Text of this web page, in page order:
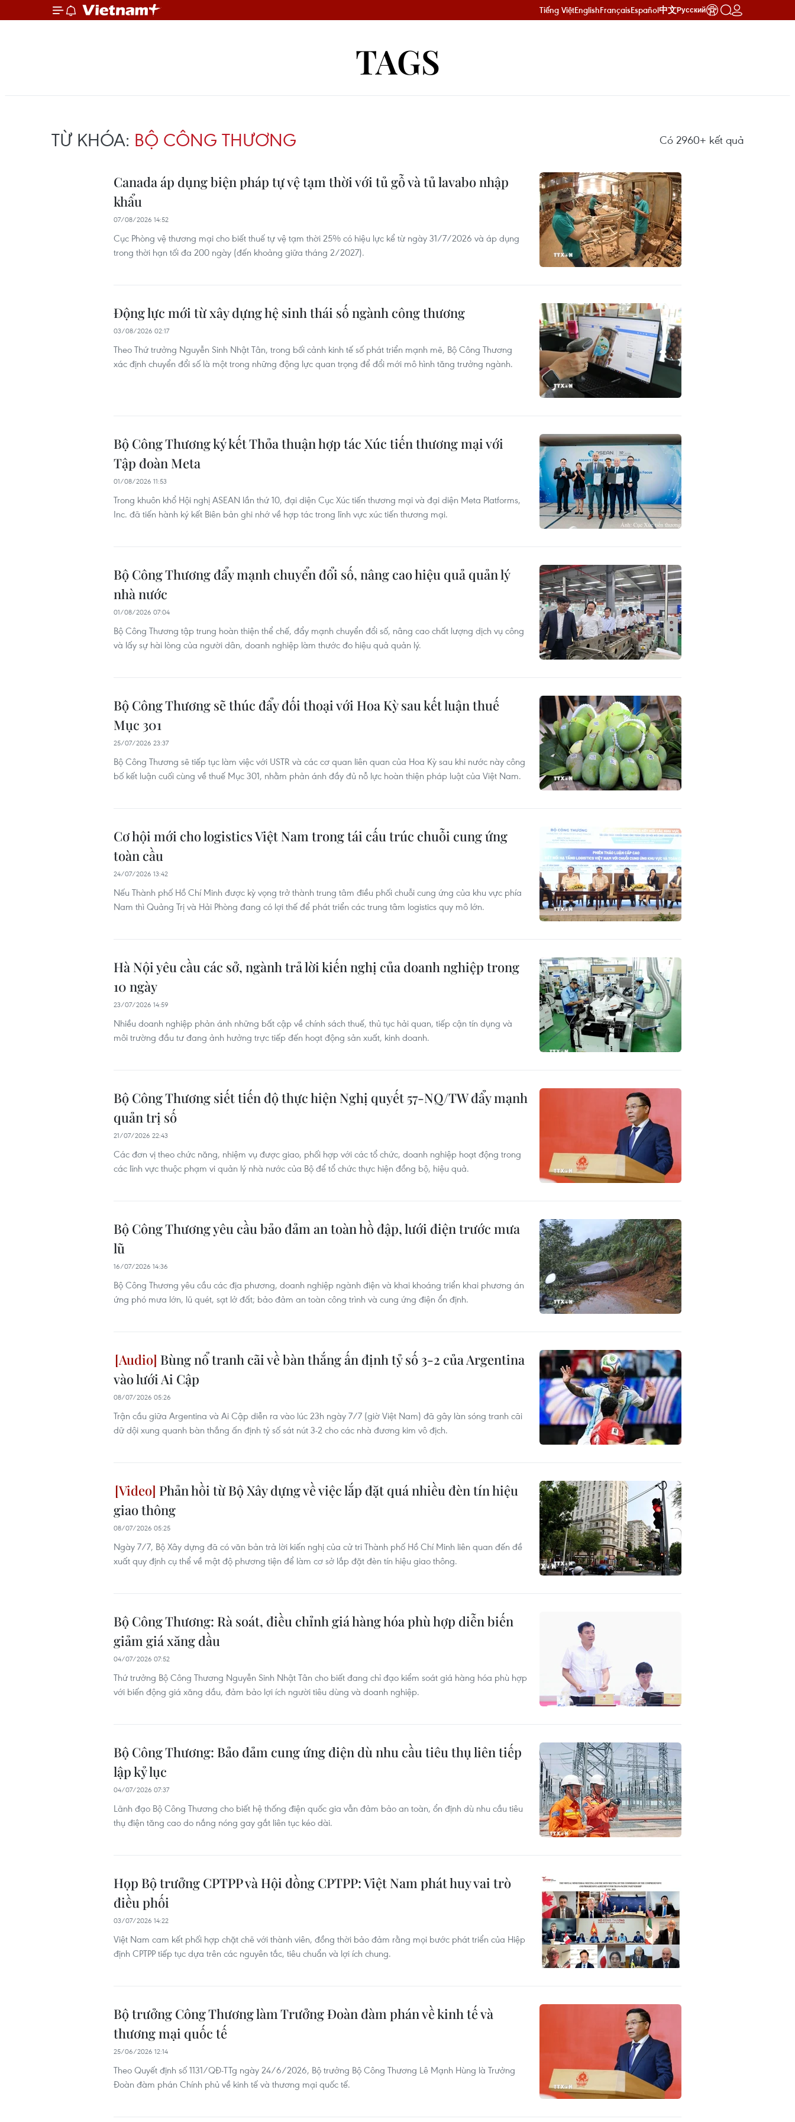
Tiếng ViệtEnglishFrançaisEspañol中文Русский
TAGS
TỪ KHÓA: BỘ CÔNG THƯƠNG Có 2960+ kết quả
Canada áp dụng biện pháp tự vệ tạm thời với tủ gỗ và tủ lavabo nhập
khẩu
07/08/2026 14:52
Cục Phòng vệ thương mại cho biết thuế tự vệ tạm thời 25% có hiệu lực kể từ ngày 31/7/2026 và áp dụng
trong thời hạn tối đa 200 ngày (đến khoảng giữa tháng 2/2027).
Động lực mới từ xây dựng hệ sinh thái số ngành công thương
03/08/2026 02:17
Theo Thứ trưởng Nguyễn Sinh Nhật Tân, trong bối cảnh kinh tế số phát triển mạnh mẽ, Bộ Công Thương
xác định chuyển đổi số là một trong những động lực quan trọng để đổi mới mô hình tăng trưởng ngành.
Bộ Công Thương ký kết Thỏa thuận hợp tác Xúc tiến thương mại với
Tập đoàn Meta
01/08/2026 11:53
Trong khuôn khổ Hội nghị ASEAN lần thứ 10, đại diện Cục Xúc tiến thương mại và đại diện Meta Platforms,
Inc. đã tiến hành ký kết Biên bản ghi nhớ về hợp tác trong lĩnh vực xúc tiến thương mại.
Bộ Công Thương đẩy mạnh chuyển đổi số, nâng cao hiệu quả quản lý
nhà nước
01/08/2026 07:04
Bộ Công Thương tập trung hoàn thiện thể chế, đẩy mạnh chuyển đổi số, nâng cao chất lượng dịch vụ công
và lấy sự hài lòng của người dân, doanh nghiệp làm thước đo hiệu quả quản lý.
Bộ Công Thương sẽ thúc đẩy đối thoại với Hoa Kỳ sau kết luận thuế
Mục 301
25/07/2026 23:37
Bộ Công Thương sẽ tiếp tục làm việc với USTR và các cơ quan liên quan của Hoa Kỳ sau khi nước này công
bố kết luận cuối cùng về thuế Mục 301, nhằm phản ánh đầy đủ nỗ lực hoàn thiện pháp luật của Việt Nam.
Cơ hội mới cho logistics Việt Nam trong tái cấu trúc chuỗi cung ứng
toàn cầu
24/07/2026 13:42
Nếu Thành phố Hồ Chí Minh được kỳ vọng trở thành trung tâm điều phối chuỗi cung ứng của khu vực phía
Nam thì Quảng Trị và Hải Phòng đang có lợi thế để phát triển các trung tâm logistics quy mô lớn.
Hà Nội yêu cầu các sở, ngành trả lời kiến nghị của doanh nghiệp trong
10 ngày
23/07/2026 14:59
Nhiều doanh nghiệp phản ánh những bất cập về chính sách thuế, thủ tục hải quan, tiếp cận tín dụng và
môi trường đầu tư đang ảnh hưởng trực tiếp đến hoạt động sản xuất, kinh doanh.
Bộ Công Thương siết tiến độ thực hiện Nghị quyết 57-NQ/TW đẩy mạnh
quản trị số
21/07/2026 22:43
Các đơn vị theo chức năng, nhiệm vụ được giao, phối hợp với các tổ chức, doanh nghiệp hoạt động trong
các lĩnh vực thuộc phạm vi quản lý nhà nước của Bộ để tổ chức thực hiện đồng bộ, hiệu quả.
Bộ Công Thương yêu cầu bảo đảm an toàn hồ đập, lưới điện trước mưa
lũ
16/07/2026 14:36
Bộ Công Thương yêu cầu các địa phương, doanh nghiệp ngành điện và khai khoáng triển khai phương án
ứng phó mưa lớn, lũ quét, sạt lở đất; bảo đảm an toàn công trình và cung ứng điện ổn định.
Bùng nổ tranh cãi về bàn thắng ấn định tỷ số 3-2 của Argentina
vào lưới Ai Cập
08/07/2026 05:26
Trận cầu giữa Argentina và Ai Cập diễn ra vào lúc 23h ngày 7/7 (giờ Việt Nam) đã gây làn sóng tranh cãi
dữ dội xung quanh bàn thắng ấn định tỷ số sát nút 3-2 cho các nhà đương kim vô địch.
Phản hồi từ Bộ Xây dựng về việc lắp đặt quá nhiều đèn tín hiệu
giao thông
08/07/2026 05:25
Ngày 7/7, Bộ Xây dựng đã có văn bản trả lời kiến nghị của cử tri Thành phố Hồ Chí Minh liên quan đến đề
xuất quy định cụ thể về mật độ phương tiện để làm cơ sở lắp đặt đèn tín hiệu giao thông.
Bộ Công Thương: Rà soát, điều chỉnh giá hàng hóa phù hợp diễn biến
giảm giá xăng dầu
04/07/2026 07:52
Thứ trưởng Bộ Công Thương Nguyễn Sinh Nhật Tân cho biết đang chỉ đạo kiểm soát giá hàng hóa phù hợp
với biến động giá xăng dầu, đảm bảo lợi ích người tiêu dùng và doanh nghiệp.
Bộ Công Thương: Bảo đảm cung ứng điện dù nhu cầu tiêu thụ liên tiếp
lập kỷ lục
04/07/2026 07:37
Lãnh đạo Bộ Công Thương cho biết hệ thống điện quốc gia vẫn đảm bảo an toàn, ổn định dù nhu cầu tiêu
thụ điện tăng cao do nắng nóng gay gắt liên tục kéo dài.
Họp Bộ trưởng CPTPP và Hội đồng CPTPP: Việt Nam phát huy vai trò
điều phối
03/07/2026 14:22
Việt Nam cam kết phối hợp chặt chẽ với thành viên, đồng thời bảo đảm rằng mọi bước phát triển của Hiệp
định CPTPP tiếp tục dựa trên các nguyên tắc, tiêu chuẩn và lợi ích chung.
Bộ trưởng Công Thương làm Trưởng Đoàn đàm phán về kinh tế và
thương mại quốc tế
25/06/2026 12:14
Theo Quyết định số 1131/QĐ-TTg ngày 24/6/2026, Bộ trưởng Bộ Công Thương Lê Mạnh Hùng là Trưởng
Đoàn đàm phán Chính phủ về kinh tế và thương mại quốc tế.